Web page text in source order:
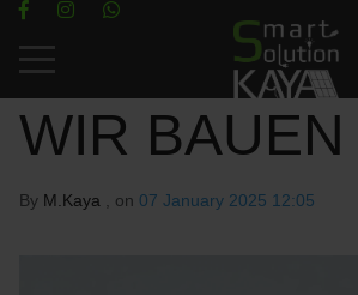
Mobile Menu Toggle
WIR BAUEN
By M.Kaya , on 07 January 2025 12:05